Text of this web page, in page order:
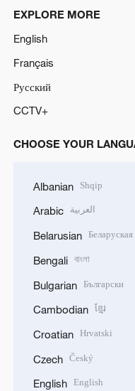
EXPLORE MORE
English
Français
Русский
CCTV+
CHOOSE YOUR
Albanian Shqip
Arabic العربية
Belarusian Беларуская
Bengali বাংলা
Bulgarian Български
Cambodian ខ្មែរ
Croatian Hrvatski
Czech Český
English English